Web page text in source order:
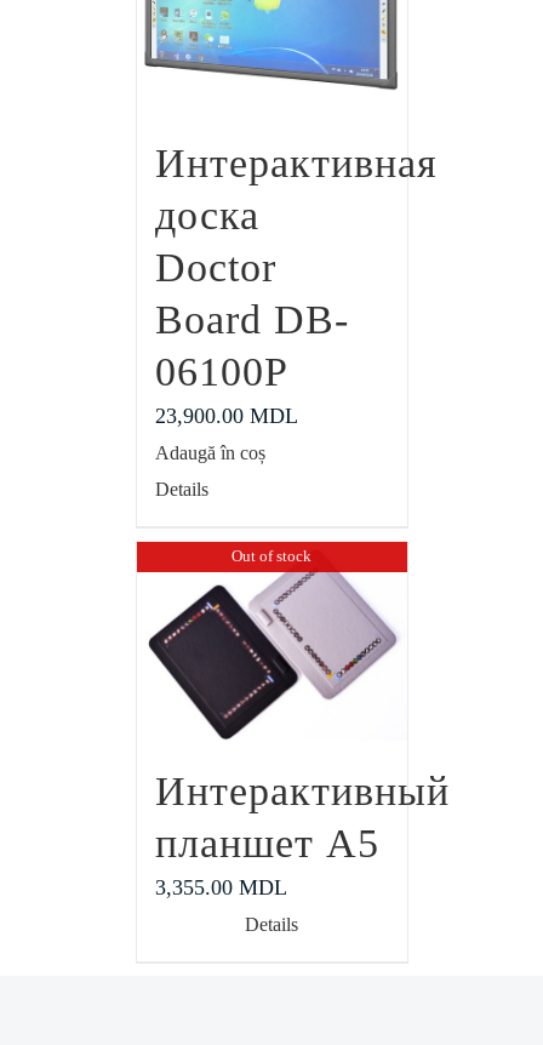
Интерактивная
доска
Doctor
Board DB-
06100P
23,900.00 MDL
Adaugă în coș
Details
Out of stock
Интерактивный
планшет А5
3,355.00 MDL
Details